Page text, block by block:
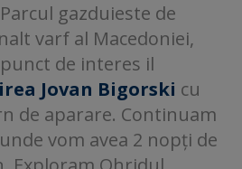
gazduieste de
varf al Macedoniei,
de interes il
Jovan Bigorski cu
de aparare. Continuam
vom avea 2 nopți de